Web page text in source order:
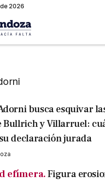
2026
busca esquivar
Bullrich y Villarruel:
declaración jurada
efímera.Figura